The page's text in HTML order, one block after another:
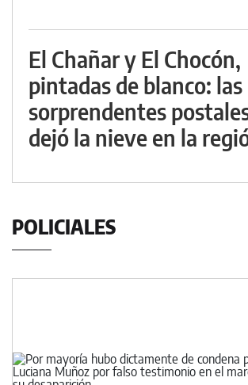
El Chañar y El Chocón,
pintadas de blanco: las
sorprendentes
dejó la nieve en la
POLICIALES